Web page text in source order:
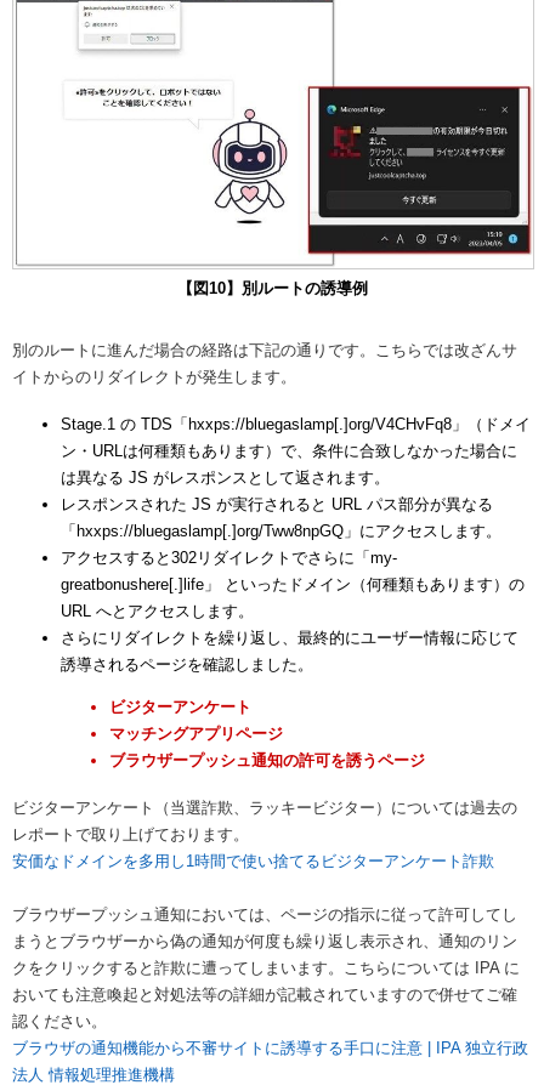
【図10】別ルートの誘導例
別のルートに進んだ場合の経路は下記の通りです。こちらでは改ざんサ
イトからのリダイレクトが発生します。
Stage.1 の TDS「hxxps://bluegaslamp[.]org/V4CHvFq8」（ドメイ
ン・URLは何種類もあります）で、条件に合致しなかった場合に
は異なる JS がレスポンスとして返されます。
レスポンスされた JS が実行されると URL パス部分が異なる
「hxxps://bluegaslamp[.]org/Tww8npGQ」にアクセスします。
アクセスすると302リダイレクトでさらに「my-
greatbonushere[.]life」 といったドメイン（何種類もあります）の
URL へとアクセスします。
さらにリダイレクトを繰り返し、最終的にユーザー情報に応じて
誘導されるページを確認しました。
ビジターアンケート
マッチングアプリページ
ブラウザープッシュ通知の許可を誘うページ
ビジターアンケート（当選詐欺、ラッキービジター）については過去の
レポートで取り上げております。
安価なドメインを多用し1時間で使い捨てるビジターアンケート詐欺
ブラウザープッシュ通知においては、ページの指示に従って許可してし
まうとブラウザーから偽の通知が何度も繰り返し表示され、通知のリン
クをクリックすると詐欺に遭ってしまいます。こちらについては IPA に
おいても注意喚起と対処法等の詳細が記載されていますので併せてご確
認ください。
ブラウザの通知機能から不審サイトに誘導する手口に注意 | IPA 独立行政
法人 情報処理推進機構